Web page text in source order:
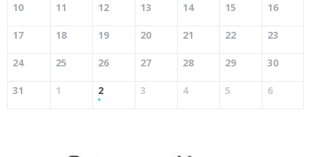
10 11 12 13 14 15 16
17 18 19 20 21 22 23
24 25 26 27 28 29 30
31 1 2 3 4 5 6